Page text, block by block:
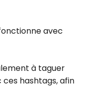
avec
à taguer
hashtags, afin